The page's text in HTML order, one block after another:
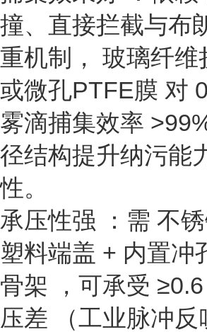
撞、直接拦截与布
重机制， 玻璃纤维
或微孔PTFE膜 对
雾滴捕集效率
径结构提升纳污能
性。
承压性强 ：需 不
塑料端盖 + 内置冲
骨架 ，可承受
压差 （工业脉冲反